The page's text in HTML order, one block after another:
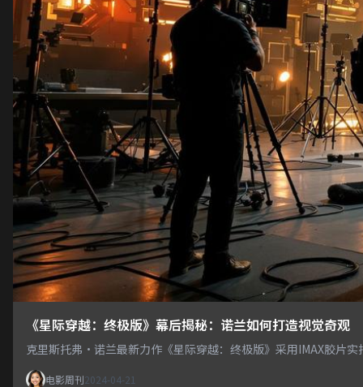
《星际穿越：终极版》幕后揭秘：诺兰如何打造视觉奇观
克里斯托弗·诺兰最新力作《星际穿越：终极版》采用IMAX胶片
电影周刊2024-04-21